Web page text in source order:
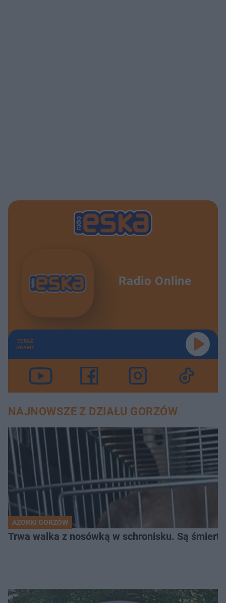
Radio Online
TERAZ
GRAMY
NAJNOWSZE Z DZIAŁU GORZÓW
AZORKI GORZÓW
Trwa walka z nosówką w schronisku. Są